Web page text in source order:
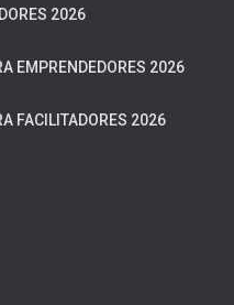
2026
EMPRENDEDORES 2026
FACILITADORES 2026